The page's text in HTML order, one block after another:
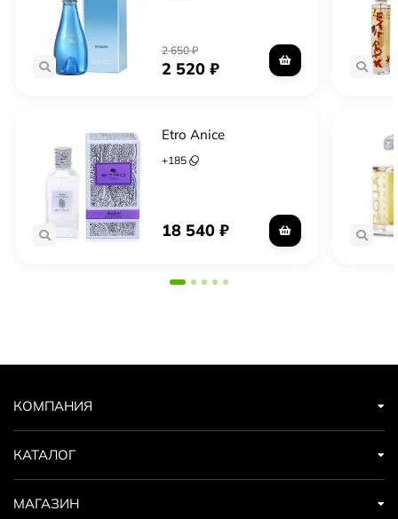
2 650₽
2 520₽
Etro Anice
+185
18 540₽
КОМПАНИЯ
КАТАЛОГ
МАГАЗИН